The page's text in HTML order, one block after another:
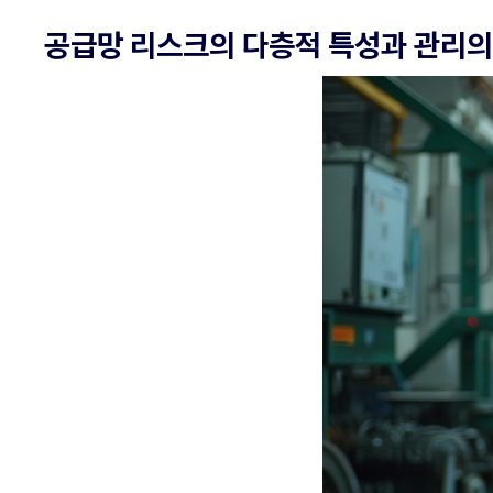
공급망 리스크의 다층적 특성과 관리